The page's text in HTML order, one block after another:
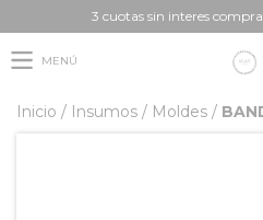
3 cuotas sin interes
MENÚ
Inicio / Insumos / Moldes /